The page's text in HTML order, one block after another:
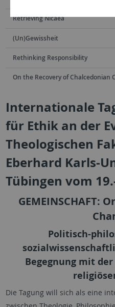
Retrieving Nicaea
(Un)Gewissheit
Rethinking Responsibility
On the Recovery of Chalcedonian
Internationale
für Ethik an der
Theologischen
Eberhard Karls-
Tübingen vom
GEMEINSCHAFT:
Politisch-
Begegnung mit
Die Tagung will sich als eine